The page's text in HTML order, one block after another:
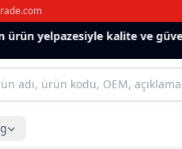
yelpazesiyle kalite ve güven.